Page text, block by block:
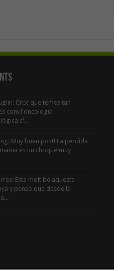
Crec que temes tan
com l'oncologia
s'...
Muy buen post! La perdida
es un choque muy
Esta molt bé aquesta
y penso que desde la